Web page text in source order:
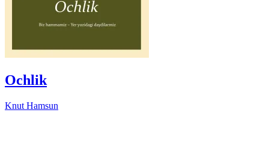
Ochlik
Knut Hamsun